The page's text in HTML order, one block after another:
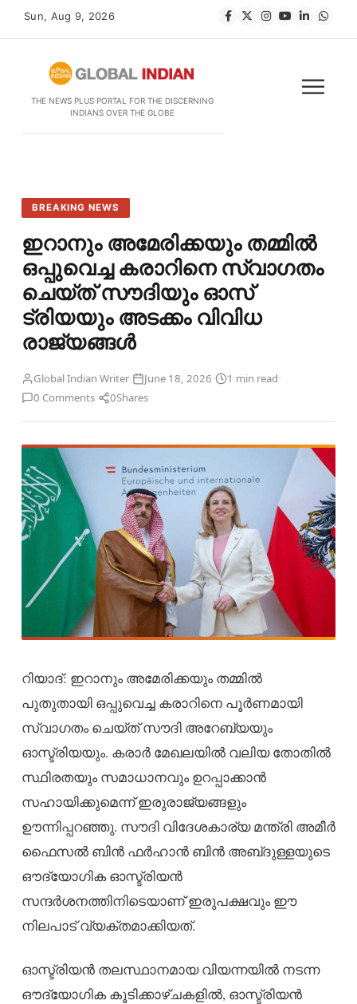
Sun, Aug 9, 2026
THE NEWS PLUS PORTAL FOR THE DISCERNING
INDIANS OVER THE GLOBE
BREAKING NEWS
ഇറാനും അമേരിക്കയും തമ്മിൽ
ഒപ്പുവെച്ച കരാറിനെ സ്വാഗതം
ചെയ്​ത്​ സൗദിയും ഓസ്​
ട്രിയയും അടക്കം വിവിധ
രാജ്യങ്ങള്‍
Global Indian Writer· June 18, 2026· 1 min read·
0 Comments· 0Shares
റിയാദ്​: ഇറാനും അമേരിക്കയും തമ്മിൽ
പുതുതായി ഒപ്പുവെച്ച കരാറിനെ പൂർണമായി
സ്വാഗതം ചെയ്ത് സൗദി അറേബ്യയും
ഓസ്ട്രിയയും. കരാർ മേഖലയിൽ വലിയ തോതിൽ
സ്ഥിരതയും സമാധാനവും ഉറപ്പാക്കാൻ
സഹായിക്കുമെന്ന് ഇരുരാജ്യങ്ങളും
ഊന്നിപ്പറഞ്ഞു. സൗദി വിദേശകാര്യ മന്ത്രി അമീർ
ഫൈസൽ ബിൻ ഫർഹാൻ ബിൻ അബ്​ദുള്ളയുടെ
ഔദ്യോഗിക ഓസ്ട്രിയൻ
സന്ദർശനത്തിനിടെയാണ് ഇരുപക്ഷവും ഈ
നിലപാട് വ്യക്തമാക്കിയത്.
ഓസ്ട്രിയൻ തലസ്ഥാനമായ വിയന്നയിൽ നടന്ന
ഔദ്യോഗിക കൂടിക്കാഴ്ചകളിൽ, ഓസ്ട്രിയൻ